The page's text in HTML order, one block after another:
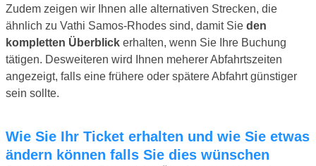
Zudem zeigen wir Ihnen alle alternativen Strecken, die
ähnlich zu Vathi Samos-Rhodes sind, damit Sie den
kompletten Überblick erhalten, wenn Sie Ihre Buchung
tätigen. Desweiteren wird Ihnen meherer Abfahrtszeiten
angezeigt, falls eine frühere oder spätere Abfahrt günstiger
sein sollte.
Wie Sie Ihr Ticket erhalten und wie Sie etwas
ändern können falls Sie dies wünschen